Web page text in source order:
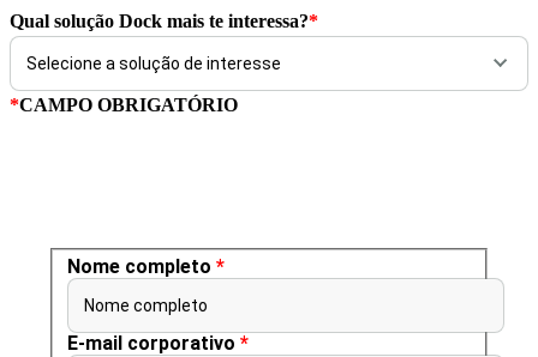
Qual solução Dock mais te interessa?*
*CAMPO OBRIGATÓRIO
Nome completo *
Nome completo
E-mail corporativo *